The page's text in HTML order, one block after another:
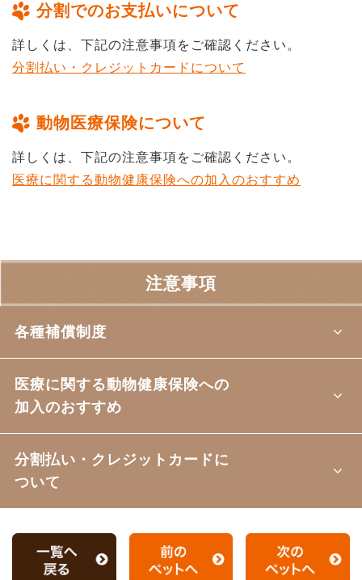
分割でのお支払いについて
詳しくは、下記の注意事項をご確認ください。
分割払い・クレジットカードについて
動物医療保険について
詳しくは、下記の注意事項をご確認ください。
医療に関する動物健康保険への加入のおすすめ
注意事項
各種補償制度
医療に関する動物健康保険への
加入のおすすめ
分割払い・クレジットカードに
ついて